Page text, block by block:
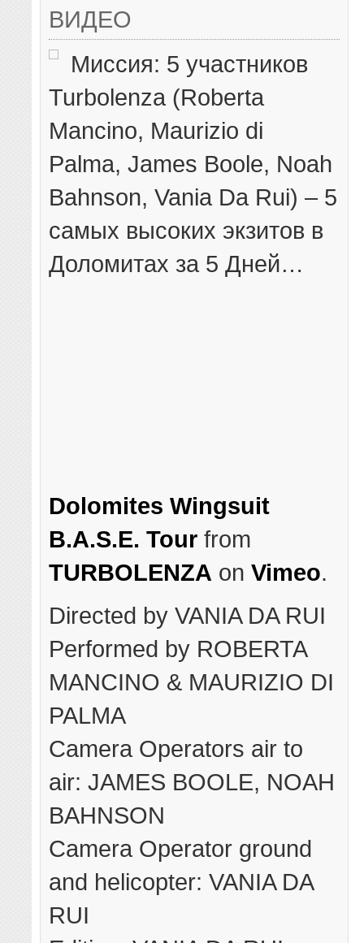
ВИДЕО
Миссия: 5 участников
Turbolenza (Roberta
Mancino, Maurizio di
Palma, James Boole, Noah
Bahnson, Vania Da Rui) – 5
самых высоких экзитов в
Доломитах за 5 Дней…
Dolomites Wingsuit
B.A.S.E. Tour from
TURBOLENZA onVimeo.
Directed by VANIA DA RUI
Performed by ROBERTA
MANCINO & MAURIZIO DI
PALMA
Camera Operators air to
air: JAMES BOOLE, NOAH
BAHNSON
Camera Operator ground
and helicopter: VANIA DA
RUI